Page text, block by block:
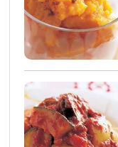
H
K
エ
デ
ー
シ
ョ
ナ